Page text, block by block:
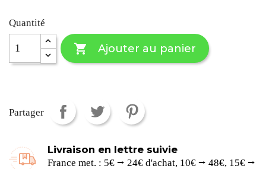
Quantité
 Ajouter au panier
Partager
Livraison en lettre suivie
France met. : 5€ ⭢ 24€ d'achat, 10€ ⭢ 48€, 15€ ⭢